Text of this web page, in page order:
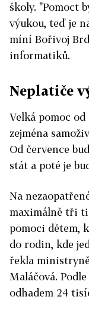
školy. "Pomoct
výukou, teď je
míní Bořivoj
informatiků.
Neplatiče
Velká pomoc
zejména
Od července
stát a poté je
Na
maximálně tři
pomoci dětem,
do rodin, kde
řekla
Maláčová.
odhadem 24